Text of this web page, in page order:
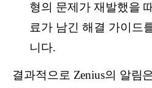
형의 문제가 재발했을
료가 남긴 해결 가이드
니다.
결과적으로 Zenius의 알림